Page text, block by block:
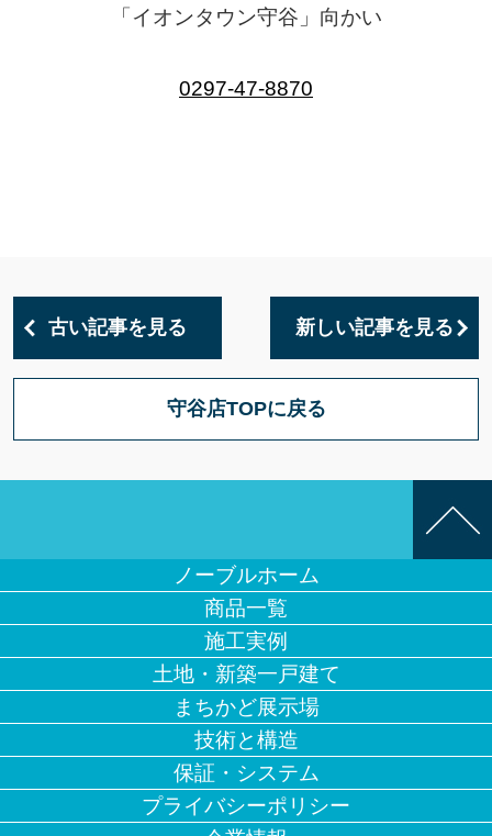
「イオンタウン守谷」向かい
0297-47-8870
古い記事を見る 新しい記事を見る
守谷店TOPに戻る
ノーブルホーム
商品一覧
施工実例
土地・新築一戸建て
まちかど展示場
技術と構造
保証・システム
プライバシーポリシー